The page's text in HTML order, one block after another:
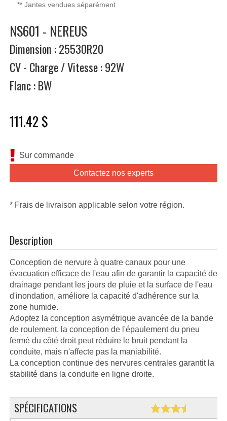
** Jantes vendues séparément
NS601 - NEREUS
Dimension : 25530R20
CV - Charge / Vitesse : 92W
Flanc : BW
111.42 $
Sur commande
Contactez nos experts
* Frais de livraison applicable selon votre région.
Description
Conception de nervure à quatre canaux pour une
évacuation efficace de l'eau afin de garantir la capacité de
drainage pendant les jours de pluie et la surface de l'eau
d'inondation, améliore la capacité d'adhérence sur la
zone humide.
Adoptez la conception asymétrique avancée de la bande
de roulement, la conception de l'épaulement du pneu
fermé du côté droit peut réduire le bruit pendant la
conduite, mais n'affecte pas la maniabilité.
La conception continue des nervures centrales garantit la
stabilité dans la conduite en ligne droite.
SPÉCIFICATIONS